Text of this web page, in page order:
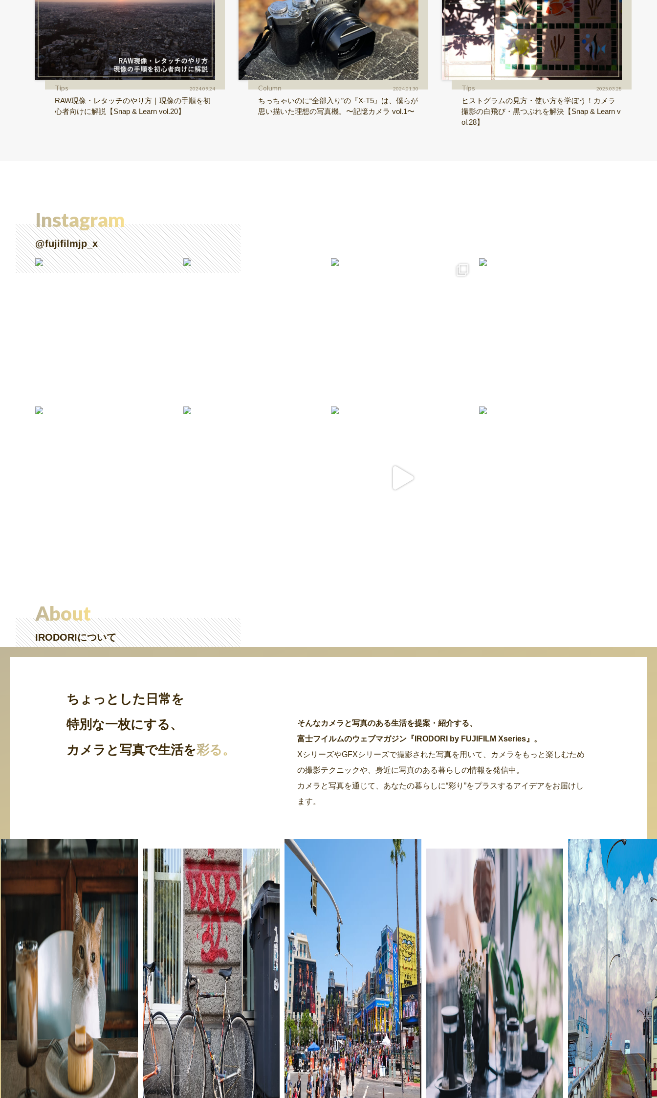
Tips 2024.09.24
RAW現像・レタッチのやり方｜現像の手順を初
心者向けに解説【Snap & Learn vol.20】
Column 2024.01.30
ちっちゃいのに“全部入り”の『X-T5』は、僕らが
思い描いた理想の写真機。〜記憶カメラ vol.1〜
Tips 2025.03.28
ヒストグラムの見方・使い方を学ぼう！カメラ
撮影の白飛び・黒つぶれを解決【Snap & Learn v
ol.28】
Instagram
@fujifilmjp_x
About
IRODORIについて
ちょっとした日常を
特別な一枚にする、
カメラと写真で生活を彩る。
そんなカメラと写真のある生活を提案・紹介する、
富士フイルムのウェブマガジン『IRODORI by FUJIFILM Xseries』。
XシリーズやGFXシリーズで撮影された写真を用いて、カメラをもっと楽しむため
の撮影テクニックや、身近に写真のある暮らしの情報を発信中。
カメラと写真を通じて、あなたの暮らしに“彩り”をプラスするアイデアをお届けし
ます。